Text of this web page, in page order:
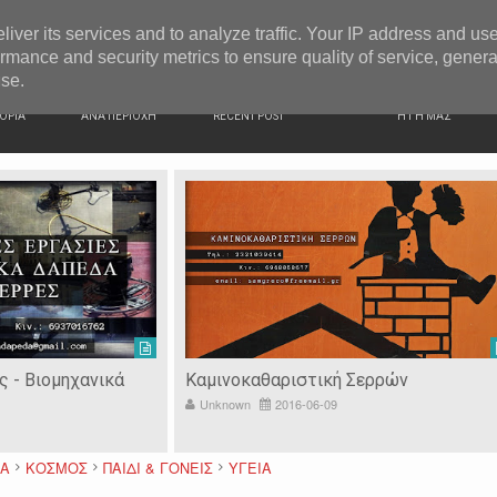
ΑΝΑ ΠΕΡΙΟΧΗ RECENT POST Η ΓΗ ΜΑΣ
- Βιομηχανικά
Καμινοκαθαριστική Σερρών
Unknown 2016-06-09
ΚΟΣΜΟΣ ΠΑΙΔΙ & ΓΟΝΕΙΣ ΥΓΕΙΑ
its services and to analyze traffic. Your IP address and
and security metrics to ensure quality of service,